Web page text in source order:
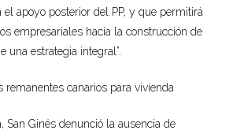
el apoyo posterior del PP, y que permitirá
empresariales hacia la construcción de
una estrategia integral”.
remanentes canarios para vivienda
San Ginés denunció la ausencia de